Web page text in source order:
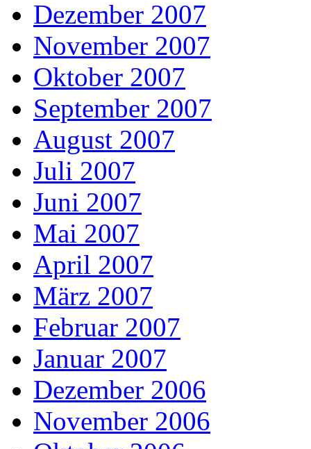
Dezember 2007
November 2007
Oktober 2007
September 2007
August 2007
Juli 2007
Juni 2007
Mai 2007
April 2007
März 2007
Februar 2007
Januar 2007
Dezember 2006
November 2006